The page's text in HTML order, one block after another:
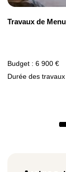
Travaux de
Budget : 6 900 €
Durée des